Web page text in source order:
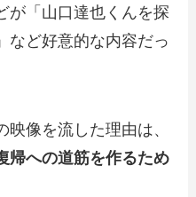
が「山口達也くんを探
など好意的な内容だっ
像を流した理由は、
帰への道筋を作るため